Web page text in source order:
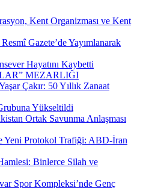
Kent Organizması ve Kent
Gazete’de Yayımlanarak
Hayatını Kaybetti
MEZARLIĞI
Çakır: 50 Yıllık Zanaat
Yükseltildi
Ortak Savunma Anlaşması
Yeni Protokol Trafiği: ABD-İran
Binlerce Silah ve
Spor Kompleksi’nde Genç